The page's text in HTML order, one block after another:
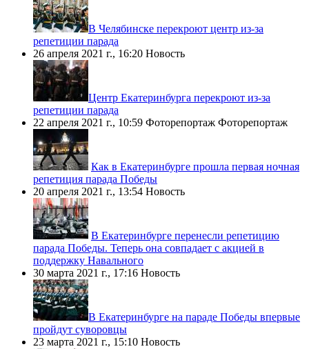
​В Челябинске перекроют центр из-за
репетиции парада
26 апреля 2021 г., 16:20 Новость
​Центр Екатеринбурга перекроют из-за
репетиции парада
22 апреля 2021 г., 10:59 Фоторепортаж Фоторепортаж
Как в Екатеринбурге прошла первая ночная
репетиция парада Победы
20 апреля 2021 г., 13:54 Новость
В Екатеринбурге перенесли репетицию
парада Победы. Теперь она совпадает с акцией в
поддержку Навального
30 марта 2021 г., 17:16 Новость
​В Екатеринбурге на параде Победы впервые
пройдут суворовцы
23 марта 2021 г., 15:10 Новость